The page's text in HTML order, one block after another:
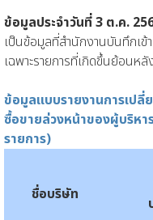
ข้อมูลประจำวันที่ 3 ต.ค.
เป็นข้อมูลที่สำนักงานบันทึกเ
เฉพาะรายการที่เกิดขึ้นย้อนหลั
ข้อมูลแบบรายงานการเป
ซื้อขายล่วงหน้าของผู้บริห
รายการ)
ชื่อบริษัท